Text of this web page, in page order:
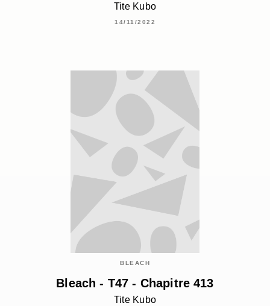
Tite Kubo
14/11/2022
BLEACH
Bleach - T47 - Chapitre 413
Tite Kubo